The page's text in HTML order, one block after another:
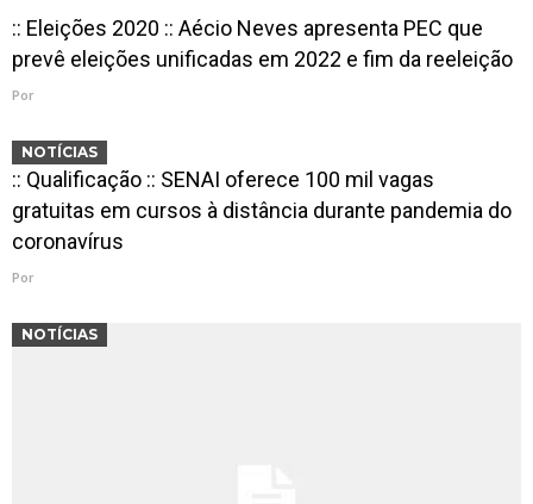
:: Eleições 2020 :: Aécio Neves apresenta PEC que
prevê eleições unificadas em 2022 e fim da reeleição
Por
NOTÍCIAS
:: Qualificação :: SENAI oferece 100 mil vagas
gratuitas em cursos à distância durante pandemia do
coronavírus
Por
NOTÍCIAS